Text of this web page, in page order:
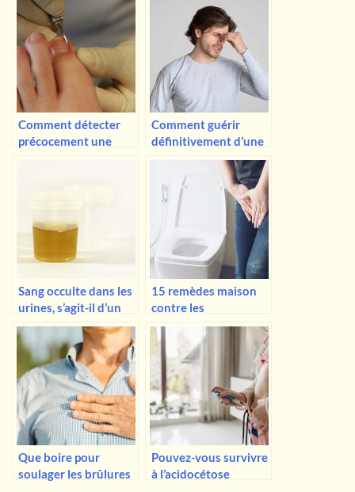
biliaire ? Comprendre
son impact sur la
santé
fonctionne vraiment ?
Comment détecter
précocement une
Comment guérir
définitivement d’une
sinusite chronique ?
Sang occulte dans les
urines, s’agit-il d’un
cancer de la vessie ?
15 remèdes maison
contre les
hémorroïdes à
essayer
Que boire pour
soulager les brûlures
Pouvez-vous survivre
à l’acidocétose